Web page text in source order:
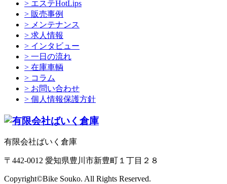
> エステHotLips
> 販売事例
> メンテナンス
> 求人情報
> インタビュー
> 一日の流れ
> 在庫車輌
> コラム
> お問い合わせ
> 個人情報保護方針
有限会社ばいく倉庫
〒442-0012 愛知県豊川市新豊町１丁目２８
Copyright©Bike Souko. All Rights Reserved.